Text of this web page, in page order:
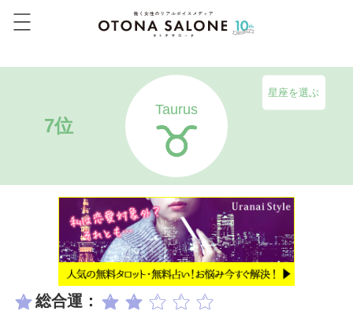
7位
Taurus
星座を選ぶ
総合運：